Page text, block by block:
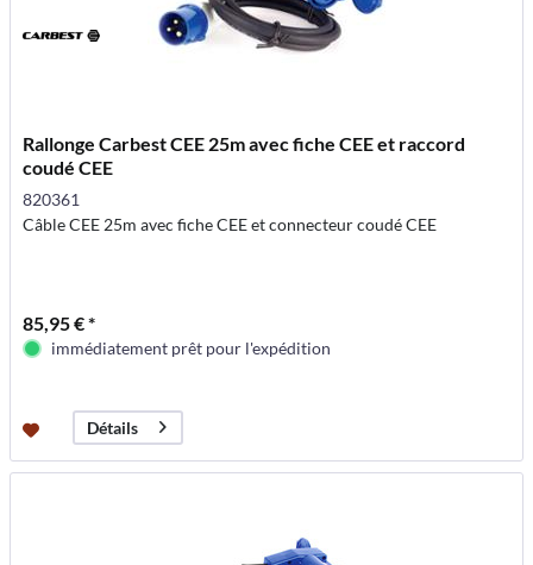
Rallonge Carbest CEE 25m avec fiche CEE et raccord
coudé CEE
820361
Câble CEE 25m avec fiche CEE et connecteur coudé CEE
85,95 € *
immédiatement prêt pour l'expédition
Détails